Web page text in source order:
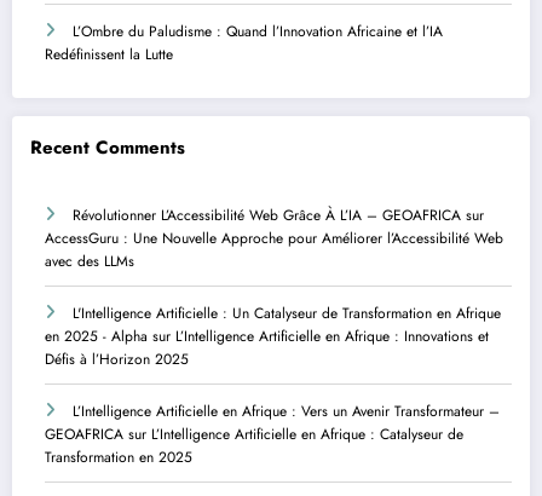
L’Ombre du Paludisme : Quand l’Innovation Africaine et l’IA
Redéfinissent la Lutte
Recent Comments
Révolutionner L’Accessibilité Web Grâce À L’IA – GEOAFRICA sur
AccessGuru : Une Nouvelle Approche pour Améliorer l’Accessibilité Web
avec des LLMs
L'Intelligence Artificielle : Un Catalyseur de Transformation en Afrique
en 2025 - Alpha sur L’Intelligence Artificielle en Afrique : Innovations et
Défis à l’Horizon 2025
L’Intelligence Artificielle en Afrique : Vers un Avenir Transformateur –
GEOAFRICA sur L’Intelligence Artificielle en Afrique : Catalyseur de
Transformation en 2025